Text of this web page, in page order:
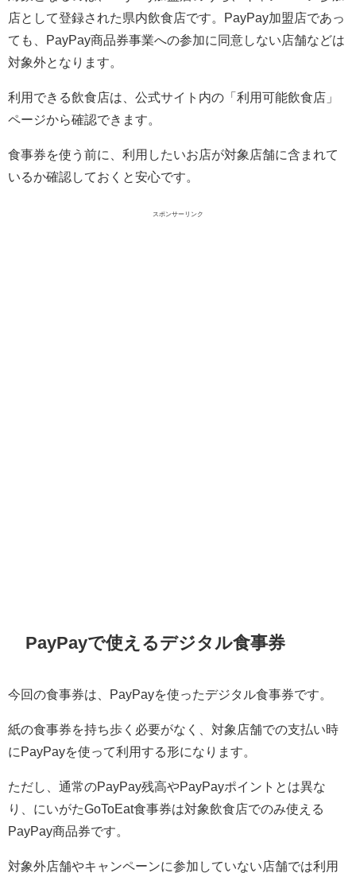
店として登録された県内飲食店です。PayPay加盟店であっ
ても、PayPay商品券事業への参加に同意しない店舗などは
対象外となります。
利用できる飲食店は、公式サイト内の「利用可能飲食店」
ページから確認できます。
食事券を使う前に、利用したいお店が対象店舗に含まれて
いるか確認しておくと安心です。
スポンサーリンク
PayPayで使えるデジタル食事券
今回の食事券は、PayPayを使ったデジタル食事券です。
紙の食事券を持ち歩く必要がなく、対象店舗での支払い時
にPayPayを使って利用する形になります。
ただし、通常のPayPay残高やPayPayポイントとは異な
り、にいがたGoToEat食事券は対象飲食店でのみ使える
PayPay商品券です。
対象外店舗やキャンペーンに参加していない店舗では利用